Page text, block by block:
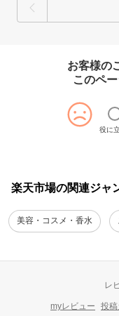
お客様の
このペ
役に
楽天市場の関連ジャ
美容・コスメ・香水
レ
myレビュー 投